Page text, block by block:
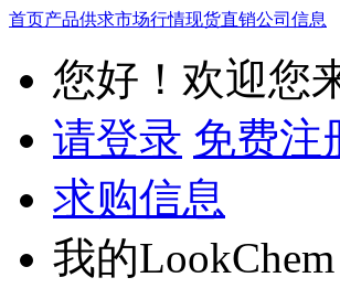
首页产品供求市场行情现货直销公司信息
您好！欢迎您
请登录 免费注
求购信息
我的LookChem